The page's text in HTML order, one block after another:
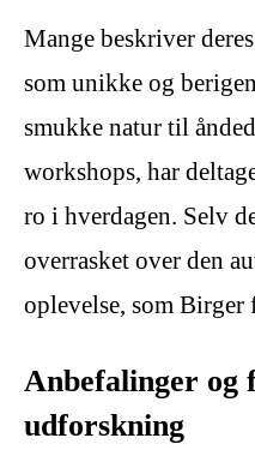
Mange beskriver
som unikke og
smukke natur til
workshops, har
ro i hverdagen. Selv
overrasket over den
oplevelse, som Birger
Anbefalinger og
udforskning